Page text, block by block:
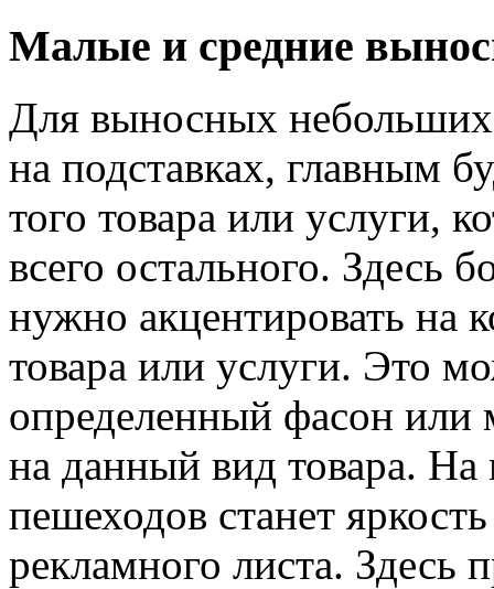
Малые и средние
Для выносных небольших
на подставках, главным
того товара или услуги,
всего остального. Здесь
нужно акцентировать на
товара или услуги. Это
определенный фасон или
на данный вид товара.
пешеходов станет
рекламного листа. Здесь